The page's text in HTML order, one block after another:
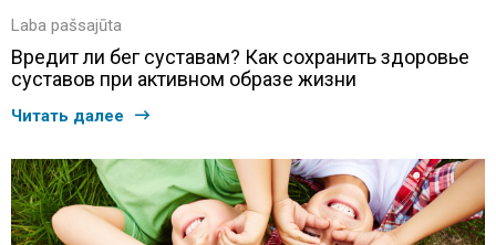
Laba pašsajūta
Вредит ли бег суставам? Как сохранить здоровье
суставов при активном образе жизни
Читать далее